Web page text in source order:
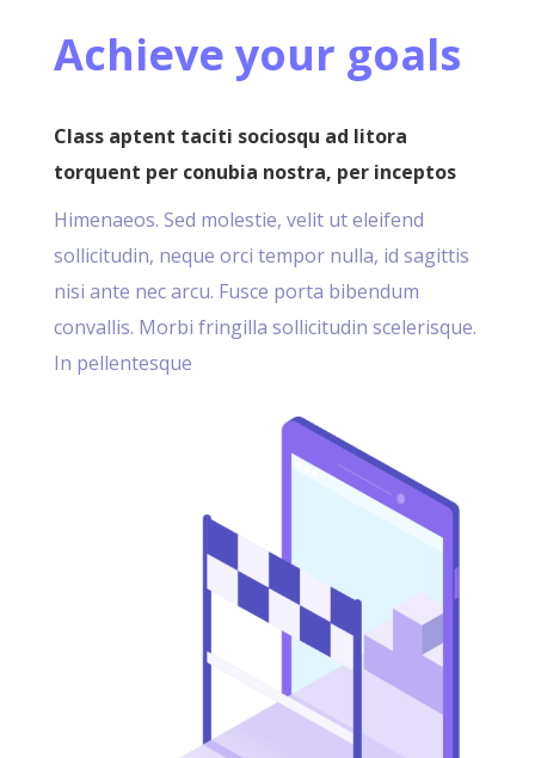
Achieve your goals
Class aptent taciti sociosqu ad litora
torquent per conubia nostra, per inceptos
Himenaeos. Sed molestie, velit ut eleifend
sollicitudin, neque orci tempor nulla, id sagittis
nisi ante nec arcu. Fusce porta bibendum
convallis. Morbi fringilla sollicitudin scelerisque.
In pellentesque